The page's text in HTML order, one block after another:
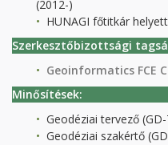
(2012-)
HUNAGI főtitkár
Szerkesztőbizottsági
Geoinformatics FCE
Minősítések:
Geodéziai tervező
Geodéziai szakértő